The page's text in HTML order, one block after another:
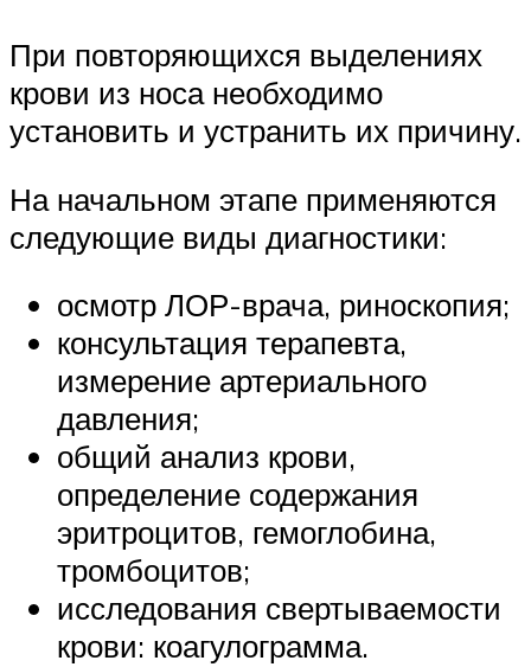
При повторяющихся выделениях
крови из носа необходимо
установить и устранить их причину.
На начальном этапе применяются
следующие виды диагностики:
осмотр ЛОР-врача, риноскопия;
консультация терапевта,
измерение артериального
давления;
общий анализ крови,
определение содержания
эритроцитов, гемоглобина,
тромбоцитов;
исследования свертываемости
крови: коагулограмма.